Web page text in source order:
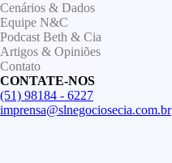
Cenários & Dados
Equipe N&C
Podcast Beth & Cia
Artigos & Opiniões
Contato
CONTATE-NOS
(51) 98184 - 6227
imprensa@slnegociosecia.com.br